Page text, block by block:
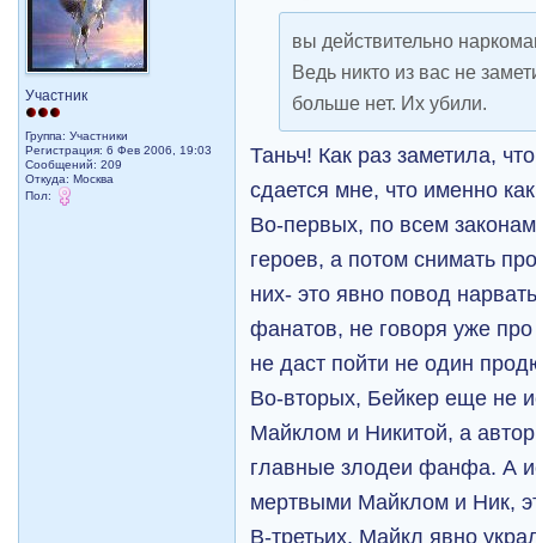
Участник
Группа: Участники
Регистрация: 6 Фев 2006, 19:03
Сообщений: 209
Откуда: Москва
Пол:
вы действительно
Ведь никто из вас не
больше нет. Их убили.
Таньч! Как раз заметила,
сдается мне, что именно
Во-первых, по всем
героев, а потом снимать
них- это явно повод
фанатов, не говоря уже
не даст пойти не один
Во-вторых, Бейкер еще не
Майклом и Никитой, а
главные злодеи фанфа. А
мертвыми Майклом и Ник,
В-третьих, Майкл явно